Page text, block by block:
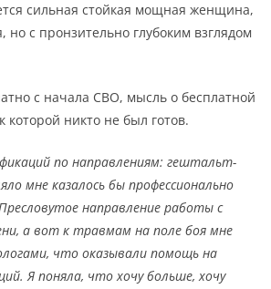
сильная стойкая мощная женщина,
с пронзительно глубоким взглядом
с начала СВО, мысль о бесплатной
никто не был готов.
по направлениям: гештальт-
мне казалось бы профессионально
направление работы с
а вот к травмам на поле боя мне
что оказывали помощь на
Я поняла, что хочу больше, хочу